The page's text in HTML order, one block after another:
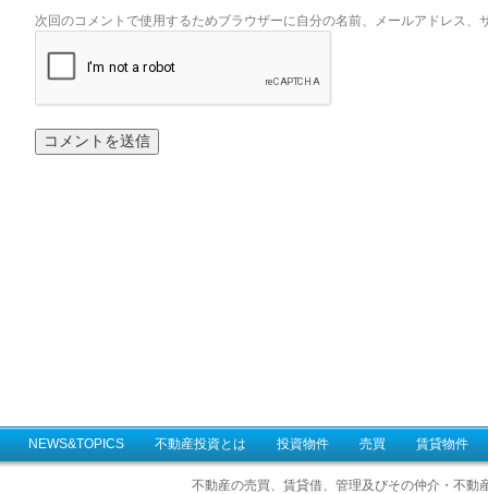
次回のコメントで使用するためブラウザーに自分の名前、メールアドレス、
NEWS&TOPICS 不動産投資とは 投資物件 売買 賃貸物件
不動産の売買、賃貸借、管理及びその仲介・不